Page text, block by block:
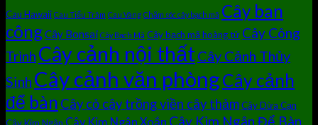
Cau Hawaii Cau Tiểu Trâm Cau Vàng Chăm sóc cây bạch mã Cây ban
côngCây Bonsai Cây Bạch Mã Cây bạch mã hoàng tử Cây Công
Trình Cây cảnh nội thấtCây Cảnh Thủy
Sinh Cây cảnh văn phòngCây cảnh
để bàn Cây cỏ cây trồng viền cây thảmCây Dừa Cạn
Cây Kim Ngân Xoắn Cây Kim Ngân Để Bàn